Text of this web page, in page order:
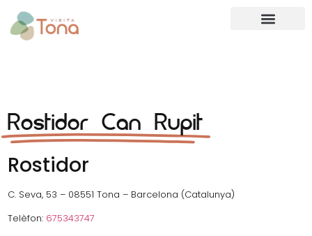
Rostidor Can Rupit
Rostidor
C. Seva, 53 – 08551 Tona – Barcelona (Catalunya)
Telèfon: 675343747